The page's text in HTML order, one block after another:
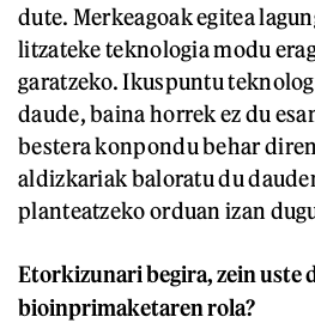
dute. Merkeagoak egitea
litzateke teknologia modu
garatzeko. Ikuspuntu
daude, baina horrek ez du
bestera konpondu behar
aldizkariak baloratu du
planteatzeko orduan izan
Etorkizunari begira, zein uste
bioinprimaketaren rola?